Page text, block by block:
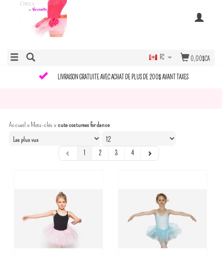
0,00$CA
FC
LIVRAISON GRATUITE AVEC ACHAT DE PLUS DE 200$ AVANT TAXES
Accueil »Mots-clés »cute costumes for dance
1 2 3 4